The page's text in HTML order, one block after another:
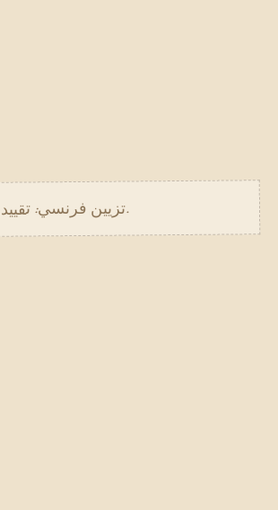
تزيين فرنسي: تقييد بيت الحلويات.